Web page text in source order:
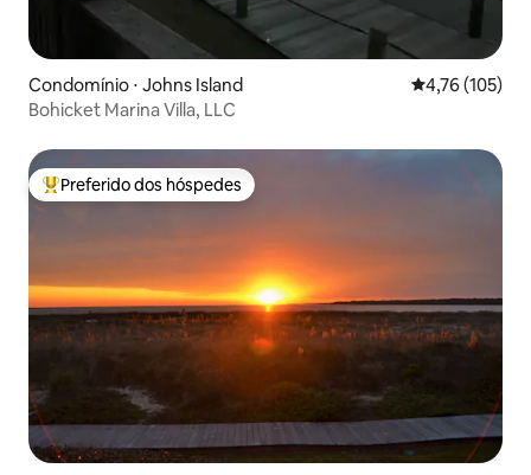
Condomínio ⋅ Johns Island 4,76 de uma
4,76 (105)
Bohicket Marina Villa, LLC
Entre os melhores preferidos dos hóspedes
Preferido dos hóspedes